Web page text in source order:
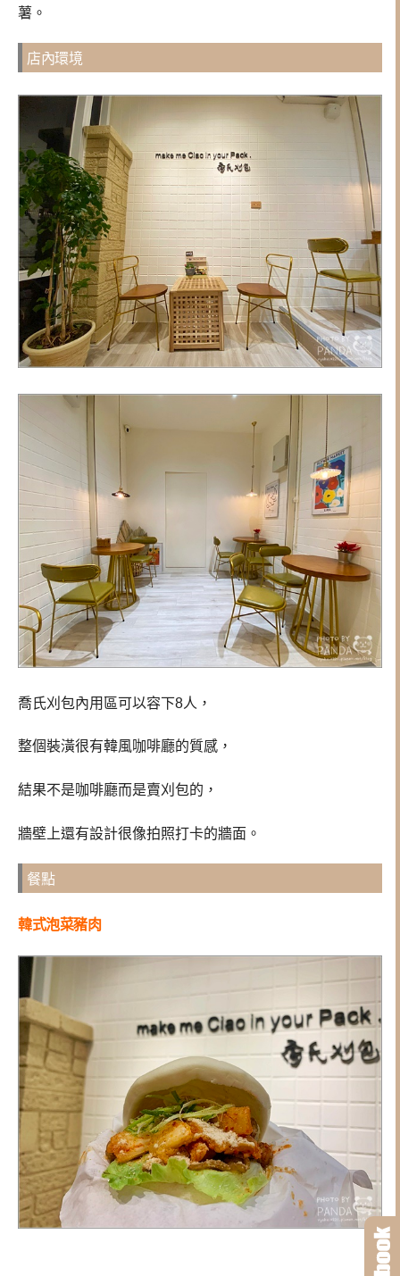
薯。
店內環境
喬氏刈包內用區可以容下8人，
整個裝潢很有韓風咖啡廳的質感，
結果不是咖啡廳而是賣刈包的，
牆壁上還有設計很像拍照打卡的牆面。
餐點
韓式泡菜豬肉